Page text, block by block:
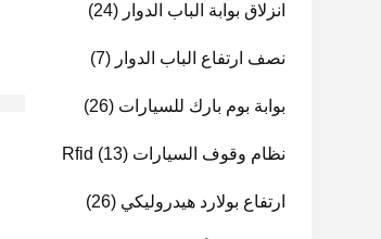
انزلاق بوابة الباب الدوار (24)
نصف ارتفاع الباب الدوار (7)
بوابة بوم بارك للسيارات (26)
نظام وقوف السيارات Rfid (13)
ارتفاع بولارد هيدروليكي (26)